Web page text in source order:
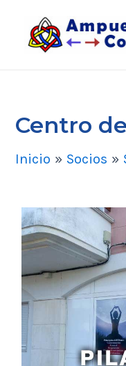
Centro
Inicio Socios